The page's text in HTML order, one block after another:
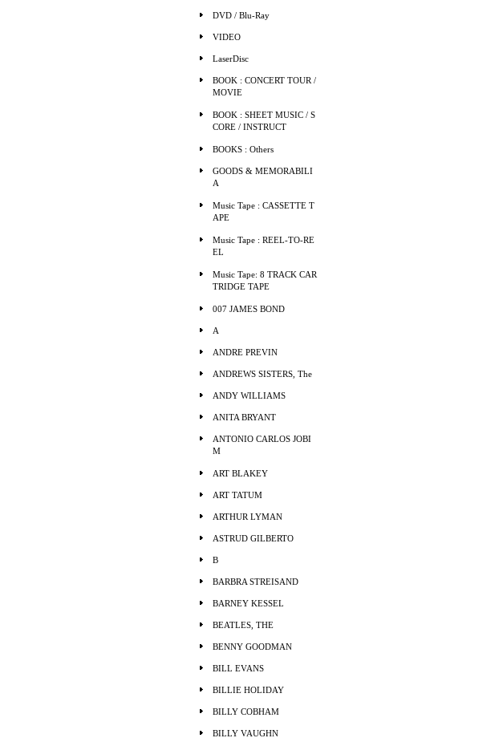
DVD / Blu-Ray
VIDEO
LaserDisc
BOOK : CONCERT TOUR /
MOVIE
BOOK : SHEET MUSIC / S
CORE / INSTRUCT
BOOKS : Others
GOODS & MEMORABILI
A
Music Tape : CASSETTE T
APE
Music Tape : REEL-TO-RE
EL
Music Tape: 8 TRACK CAR
TRIDGE TAPE
007 JAMES BOND
A
ANDRE PREVIN
ANDREWS SISTERS, The
ANDY WILLIAMS
ANITA BRYANT
ANTONIO CARLOS JOBI
M
ART BLAKEY
ART TATUM
ARTHUR LYMAN
ASTRUD GILBERTO
B
BARBRA STREISAND
BARNEY KESSEL
BEATLES, THE
BENNY GOODMAN
BILL EVANS
BILLIE HOLIDAY
BILLY COBHAM
BILLY VAUGHN